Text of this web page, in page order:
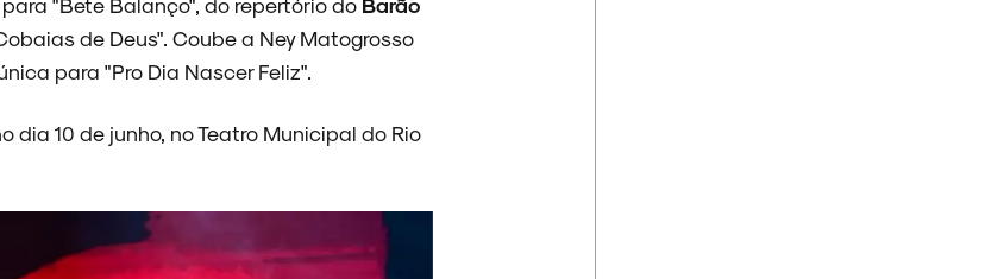
de Deus". Coube a Ney Matogrosso
para "Pro Dia Nascer Feliz".
dia 10 de junho, no Teatro Municipal do Rio